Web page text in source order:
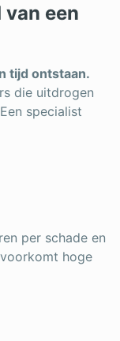
een
tijd ontstaan.
die uitdrogen
specialist
per schade en
hoge